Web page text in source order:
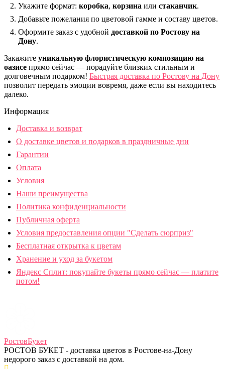
Укажите формат: коробка, корзина или стаканчик.
Добавьте пожелания по цветовой гамме и составу цветов.
Оформите заказ с удобной доставкой по Ростову на
Дону.
Закажите уникальную флористическую композицию на
оазисе прямо сейчас — порадуйте близких стильным и
долговечным подарком! Быстрая доставка по Ростову на Дону
позволит передать эмоции вовремя, даже если вы находитесь
далеко.
Информация
Доставка и возврат
О доставке цветов и подарков в праздничные дни
Гарантии
Оплата
Условия
Наши преимущества
Политика конфиденциальности
Публичная оферта
Условия предоставления опции "Сделать сюрприз"
Бесплатная открытка к цветам
Хранение и уход за букетом
Яндекс Сплит: покупайте букеты прямо сейчас — платите
потом!
РостовБукет
РОСТОВ БУКЕТ - доставка цветов в Ростове-на-Дону
недорого заказ с доставкой на дом.